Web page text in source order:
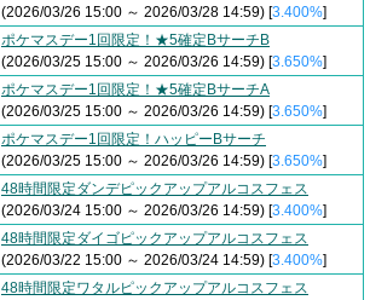
(2026/03/26 15:00 ～ 2026/03/28 14:59) [3.400%]
ポケマスデー1回限定！★5確定BサーチB
(2026/03/25 15:00 ～ 2026/03/26 14:59) [3.650%]
ポケマスデー1回限定！★5確定BサーチA
(2026/03/25 15:00 ～ 2026/03/26 14:59) [3.650%]
ポケマスデー1回限定！ハッピーBサーチ
(2026/03/25 15:00 ～ 2026/03/26 14:59) [3.650%]
48時間限定ダンデピックアップアルコスフェス
(2026/03/24 15:00 ～ 2026/03/26 14:59) [3.400%]
48時間限定ダイゴピックアップアルコスフェス
(2026/03/22 15:00 ～ 2026/03/24 14:59) [3.400%]
48時間限定ワタルピックアップアルコスフェス